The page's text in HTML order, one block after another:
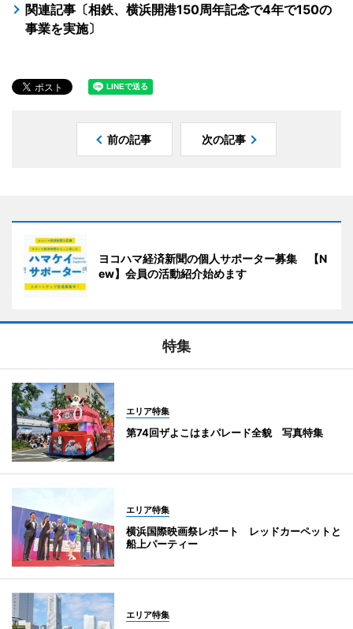
関連記事〔相鉄、横浜開港150周年記念で4年で150の
事業を実施〕
前の記事 次の記事
ヨコハマ経済新聞の個人サポーター募集 【N
ew】会員の活動紹介始めます
特集
エリア特集
第74回ザよこはまパレード全貌 写真特集
エリア特集
横浜国際映画祭レポート レッドカーペットと
船上パーティー
エリア特集